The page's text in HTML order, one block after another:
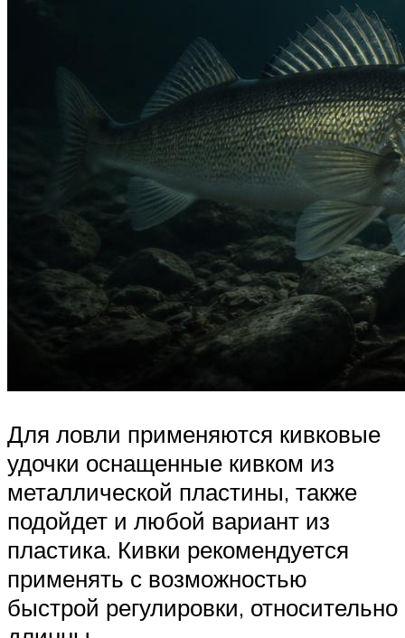
Для ловли применяются кивковые
удочки оснащенные кивком из
металлической пластины, также
подойдет и любой вариант из
пластика. Кивки рекомендуется
применять с возможностью
быстрой регулировки, относительно